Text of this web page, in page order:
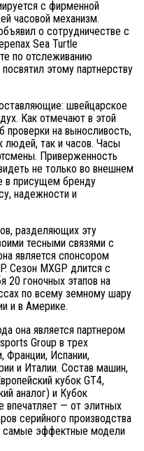
с фирменной
часовой механизм.
о сотрудничестве с
Sea Turtle
по отслеживанию
этому партнерству
швейцарское
Как отмечают в этой
проверки на выносливость,
людей, так и часов. Часы
Приверженность
не только во внешнем
в присущем бренду
надежности и
разделяющих эту
тесными связями с
является спонсором
Сезон MXGP длится с
20 гоночных этапов на
по всему земному шару
и в Америке.
она является партнером
Group в трех
Франции, Испании,
и Италии. Состав машин,
кубок GT4,
аналог) и Кубок
впечатляет — от элитных
серийного производства
самые эффектные модели